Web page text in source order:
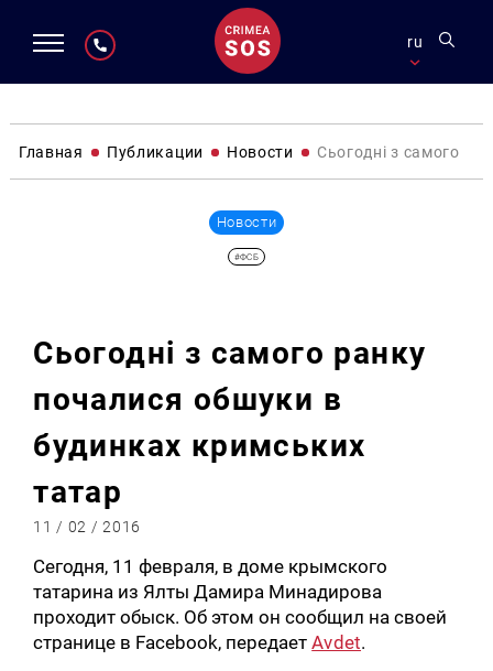
ru
Главная Публикации Новости Сьогодні з самого
Новости
#ФСБ
Сьогодні з самого ранку
почалися обшуки в
будинках кримських
татар
11 / 02 / 2016
Сегодня, 11 февраля, в доме крымского
татарина из Ялты Дамира Минадирова
проходит обыск. Об этом он сообщил на своей
странице в Facebook, передаетAvdet.